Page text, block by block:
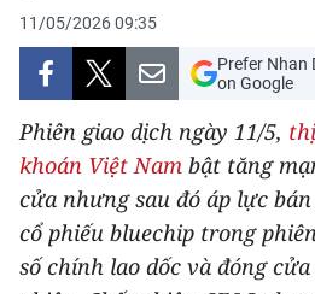
VĂN HÓA
XÃ HỘI
PHÁP LUẬT
DU LỊCH
THẾ GIỚI
11/05/2026 09:35
Prefer Nhan
on Google
Phiên giao dịch ngày 11/5,
khoán Việt Nam bật tăng
cửa nhưng sau đó áp lực
cổ phiếu bluechip trong
số chính lao dốc và đóng